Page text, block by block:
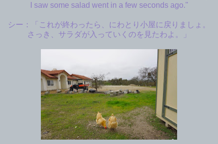
I saw some salad went in a few seconds ago."
シー：「これが終わったら、にわとり小屋に戻りましょ。
さっき、サラダが入っていくのを見たわよ。」